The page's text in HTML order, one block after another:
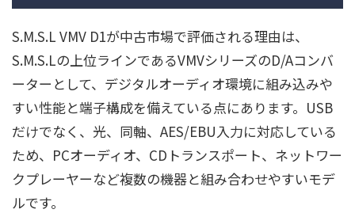
S.M.S.L VMV D1が中古市場で評価される理由は、
S.M.S.Lの上位ラインであるVMVシリーズのD/Aコンバ
ーターとして、デジタルオーディオ環境に組み込みや
すい性能と端子構成を備えている点にあります。USB
だけでなく、光、同軸、AES/EBU入力に対応している
ため、PCオーディオ、CDトランスポート、ネットワー
クプレーヤーなど複数の機器と組み合わせやすいモデ
ルです。